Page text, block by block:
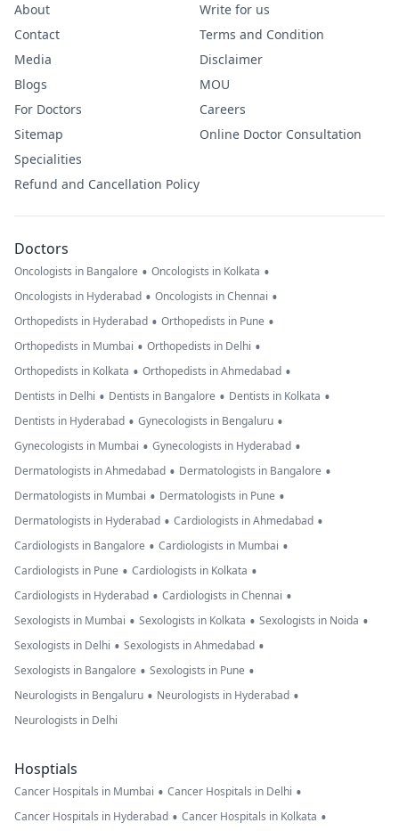
About
Contact
Media
Blogs
For Doctors
Sitemap
Specialities
Refund and Cancellation Policy
Write for us
Terms and Condition
Disclaimer
MOU
Careers
Online Doctor Consultation
Doctors
Oncologists in Bangalore • Oncologists in Kolkata •
Oncologists in Hyderabad • Oncologists in Chennai •
Orthopedists in Hyderabad • Orthopedists in Pune •
Orthopedists in Mumbai • Orthopedists in Delhi •
Orthopedists in Kolkata • Orthopedists in Ahmedabad •
Dentists in Delhi • Dentists in Bangalore • Dentists in Kolkata •
Dentists in Hyderabad • Gynecologists in Bengaluru •
Gynecologists in Mumbai • Gynecologists in Hyderabad •
Dermatologists in Ahmedabad • Dermatologists in Bangalore •
Dermatologists in Mumbai • Dermatologists in Pune •
Dermatologists in Hyderabad • Cardiologists in Ahmedabad •
Cardiologists in Bangalore • Cardiologists in Mumbai •
Cardiologists in Pune • Cardiologists in Kolkata •
Cardiologists in Hyderabad • Cardiologists in Chennai •
Sexologists in Mumbai • Sexologists in Kolkata • Sexologists in Noida •
Sexologists in Delhi • Sexologists in Ahmedabad •
Sexologists in Bangalore • Sexologists in Pune •
Neurologists in Bengaluru • Neurologists in Hyderabad •
Neurologists in Delhi
Hosptials
Cancer Hospitals in Mumbai • Cancer Hospitals in Delhi •
Cancer Hospitals in Hyderabad • Cancer Hospitals in Kolkata •